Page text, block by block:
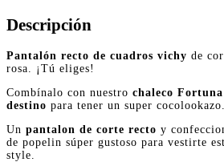
Descripción
Pantalón recto de cuadros vichy de
rosa. ¡Tú eliges!
Combínalo con nuestro chaleco
destino para tener un super cocolookazo.
Un pantalon de corte recto y
de popelin súper gustoso para vestirte
style.